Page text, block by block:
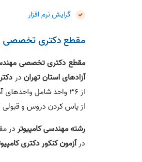
گرایش نرم افزار
مقطع دکتری تخصصی
مقطع دکتری تخصصی
آزادهای استان تهراندر
از پاس کردن دروس و قبولی
رشته مهندسی کامپیوتردر
درآزمون کنکور دکتری